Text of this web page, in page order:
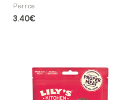
Perros
3.40€